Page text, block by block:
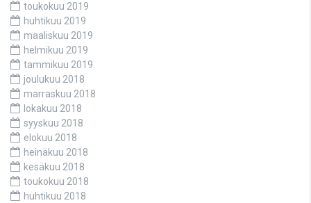
toukokuu 2019
huhtikuu 2019
maaliskuu 2019
helmikuu 2019
tammikuu 2019
joulukuu 2018
marraskuu 2018
lokakuu 2018
syyskuu 2018
elokuu 2018
heinäkuu 2018
kesäkuu 2018
toukokuu 2018
huhtikuu 2018